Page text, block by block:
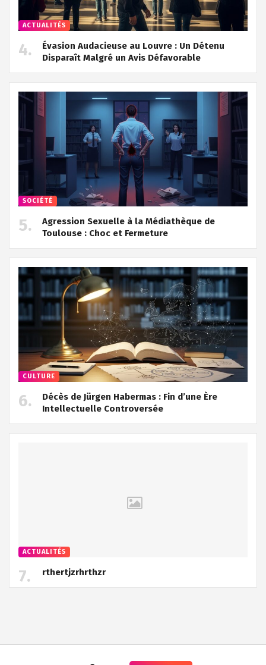
ACTUALITÉS
Évasion Audacieuse au Louvre : Un Détenu
Disparaît Malgré un Avis Défavorable
SOCIÉTÉ
Agression Sexuelle à la Médiathèque de
Toulouse : Choc et Fermeture
CULTURE
Décès de Jürgen Habermas : Fin d’une Ère
Intellectuelle Controversée
ACTUALITÉS
rthertjzrhrthzr